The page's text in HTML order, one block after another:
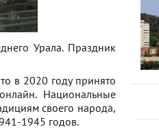
Урала. Праздник
в 2020 году принято
Национальные
своего народа,
1945 годов.